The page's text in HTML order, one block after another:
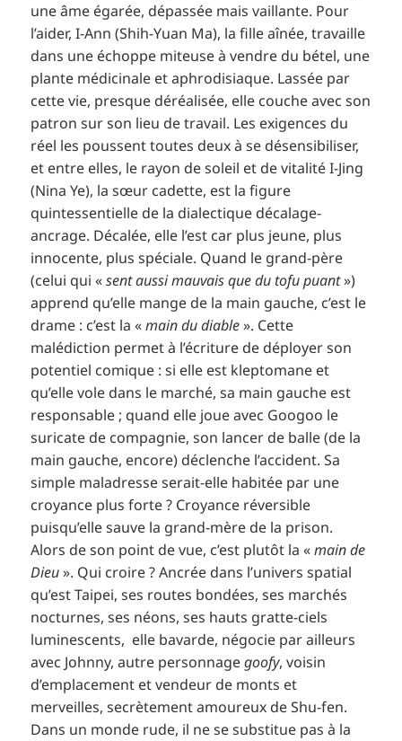
une âme égarée, dépassée mais vaillante. Pour
l’aider, I-Ann (Shih-Yuan Ma), la fille aînée, travaille
dans une échoppe miteuse à vendre du bétel, une
plante médicinale et aphrodisiaque. Lassée par
cette vie, presque déréalisée, elle couche avec son
patron sur son lieu de travail. Les exigences du
réel les poussent toutes deux à se désensibiliser,
et entre elles, le rayon de soleil et de vitalité I-Jing
(Nina Ye), la sœur cadette, est la figure
quintessentielle de la dialectique décalage-
ancrage. Décalée, elle l’est car plus jeune, plus
innocente, plus spéciale. Quand le grand-père
(celui qui «sent aussi mauvais que du tofu puant»)
apprend qu’elle mange de la main gauche, c’est le
drame : c’est la «main du diable». Cette
malédiction permet à l’écriture de déployer son
potentiel comique : si elle est kleptomane et
qu’elle vole dans le marché, sa main gauche est
responsable ; quand elle joue avec Googoo le
suricate de compagnie, son lancer de balle (de la
main gauche, encore) déclenche l’accident. Sa
simple maladresse serait-elle habitée par une
croyance plus forte ? Croyance réversible
puisqu’elle sauve la grand-mère de la prison.
Alors de son point de vue, c’est plutôt la «main de
Dieu». Qui croire ? Ancrée dans l’univers spatial
qu’est Taipei, ses routes bondées, ses marchés
nocturnes, ses néons, ses hauts gratte-ciels
luminescents, elle bavarde, négocie par ailleurs
avec Johnny, autre personnagegoofy, voisin
d’emplacement et vendeur de monts et
merveilles, secrètement amoureux de Shu-fen.
Dans un monde rude, il ne se substitue pas à la